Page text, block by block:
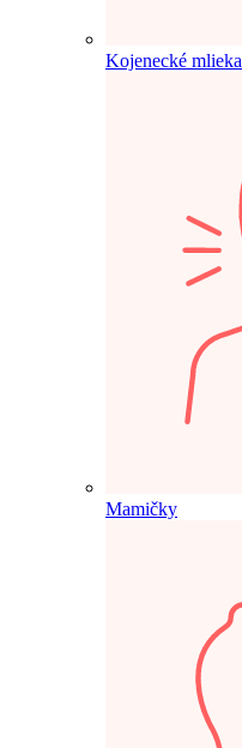
Kojenecké mlieka
Mamičky